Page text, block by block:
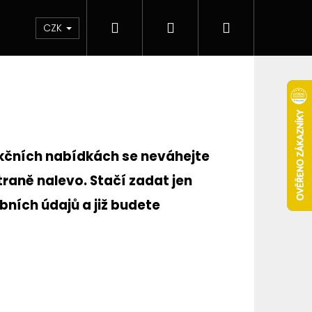
novinky Elektronické cigarety
CZK Přihlášení
nabídkách se neváhejte
nalevo. Stačí zadat jen
údajů a již budete